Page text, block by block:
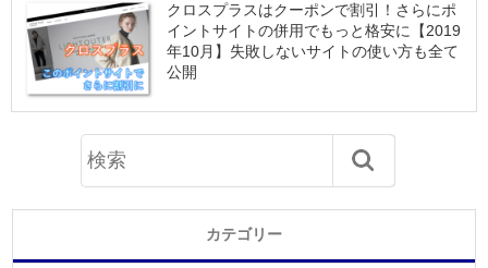
クロスプラスはクーポンで割引！さらにポ
イントサイトの併用でもっと格安に【2019
年10月】失敗しないサイトの使い方も全て
公開
カテゴリー